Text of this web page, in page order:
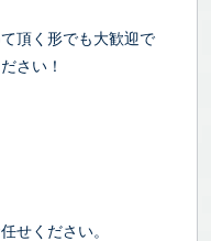
頂く形でも大歓迎で
さい！
せください。